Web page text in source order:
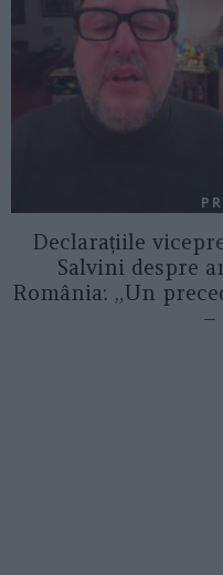
Declarațiile
Salvini despre
România: „Un
–